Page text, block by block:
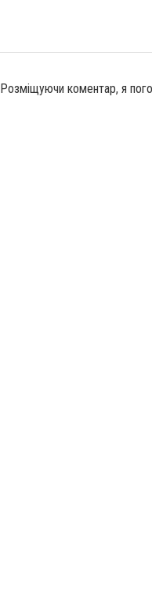
Розміщуючи коментар, я